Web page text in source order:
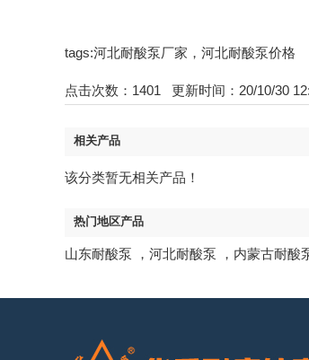
tags:河北耐酸泵厂家，河北耐酸泵价格
点击次数： 1401 更新时间：20/10/30
相关产品
该分类暂无相关产品！
热门地区产品
山东耐酸泵 ， 河北耐酸泵 ， 内蒙古耐酸